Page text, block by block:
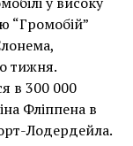
свой облик
графіті, що
на стіні в
8 серпня 2021
“Громобій”
тижня.
в 300 000
Фліппена в
Лодердейла.